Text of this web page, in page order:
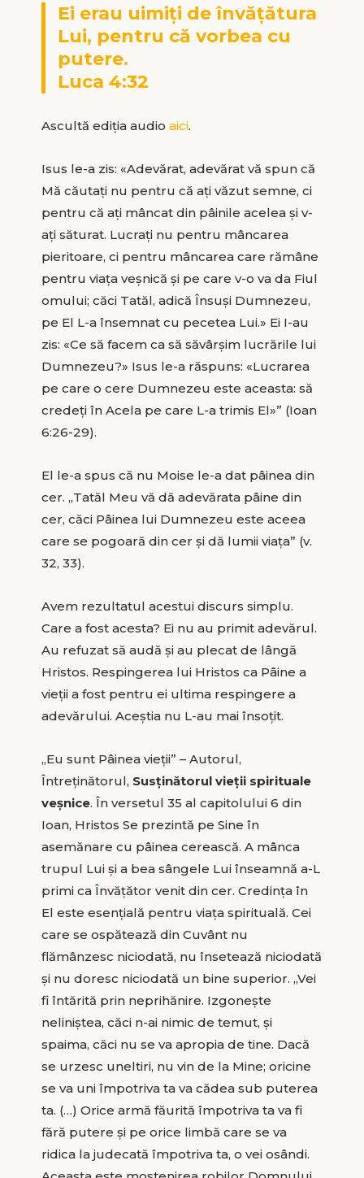
Ei erau uimiți de învățătura
Lui, pentru că vorbea cu
putere.
Luca 4:32
Ascultă ediția audio aici.
Isus le-a zis: «Adevărat, adevărat vă spun că
Mă căutați nu pentru că ați văzut semne, ci
pentru că ați mâncat din pâinile acelea și v-
ați săturat. Lucrați nu pentru mâncarea
pieritoare, ci pentru mâncarea care rămâne
pentru viața veșnică și pe care v-o va da Fiul
omului; căci Tatăl, adică Însuși Dumnezeu,
pe El L-a însemnat cu pecetea Lui.» Ei I-au
zis: «Ce să facem ca să săvârșim lucrările lui
Dumnezeu?» Isus le-a răspuns: «Lucrarea
pe care o cere Dumnezeu este aceasta: să
credeți în Acela pe care L-a trimis El»” (Ioan
6:26-29).
El le-a spus că nu Moise le-a dat pâinea din
cer. „Tatăl Meu vă dă adevărata pâine din
cer, căci Pâinea lui Dumnezeu este aceea
care se pogoară din cer și dă lumii viața” (v.
32, 33).
Avem rezultatul acestui discurs simplu.
Care a fost acesta? Ei nu au primit adevărul.
Au refuzat să audă și au plecat de lângă
Hristos. Respingerea lui Hristos ca Pâine a
vieții a fost pentru ei ultima respingere a
adevărului. Aceștia nu L-au mai însoțit.
„Eu sunt Pâinea vieții” – Autorul,
Întreținătorul, Susținătorul vieții spirituale
veșnice. În versetul 35 al capitolului 6 din
Ioan, Hristos Se prezintă pe Sine în
asemănare cu pâinea cerească. A mânca
trupul Lui și a bea sângele Lui înseamnă a-L
primi ca Învățător venit din cer. Credința în
El este esențială pentru viața spirituală. Cei
care se ospătează din Cuvânt nu
flămânzesc niciodată, nu însetează niciodată
și nu doresc niciodată un bine superior. „Vei
fi întărită prin neprihănire. Izgonește
neliniștea, căci n-ai nimic de temut, și
spaima, căci nu se va apropia de tine. Dacă
se urzesc uneltiri, nu vin de la Mine; oricine
se va uni împotriva ta va cădea sub puterea
ta. (…) Orice armă făurită împotriva ta va fi
fără putere și pe orice limbă care se va
ridica la judecată împotriva ta, o vei osândi.